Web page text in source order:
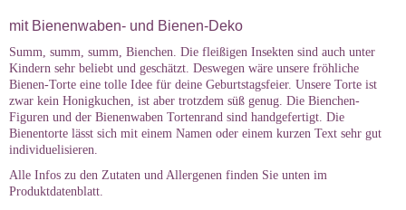
mit Bienenwaben- und Bienen-Deko
Summ, summ, summ, Bienchen. Die fleißigen Insekten sind auch unter
Kindern sehr beliebt und geschätzt. Deswegen wäre unsere fröhliche
Bienen-Torte eine tolle Idee für deine Geburtstagsfeier. Unsere Torte ist
zwar kein Honigkuchen, ist aber trotzdem süß genug. Die Bienchen-
Figuren und der Bienenwaben Tortenrand sind handgefertigt. Die
Bienentorte lässt sich mit einem Namen oder einem kurzen Text sehr gut
individuelisieren.
Alle Infos zu den Zutaten und Allergenen finden Sie unten im
Produktdatenblatt.